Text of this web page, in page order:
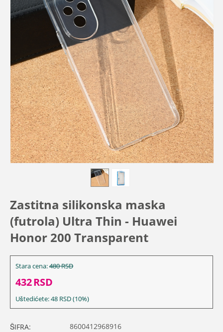
Zastitna silikonska maska
(futrola) Ultra Thin - Huawei
Honor 200 Transparent
Stara cena:480RSD
432RSD
Uštedićete:48 RSD(10%)
ŠIFRA: 8600412968916